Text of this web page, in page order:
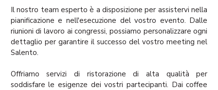
Il nostro team esperto è a disposizione per assistervi nella
pianificazione e nell'esecuzione del vostro evento. Dalle
riunioni di lavoro ai congressi, possiamo personalizzare ogni
dettaglio per garantire il successo del vostro meeting nel
Salento.
Offriamo servizi di ristorazione di alta qualità per
soddisfare le esigenze dei vostri partecipanti. Dai coffee